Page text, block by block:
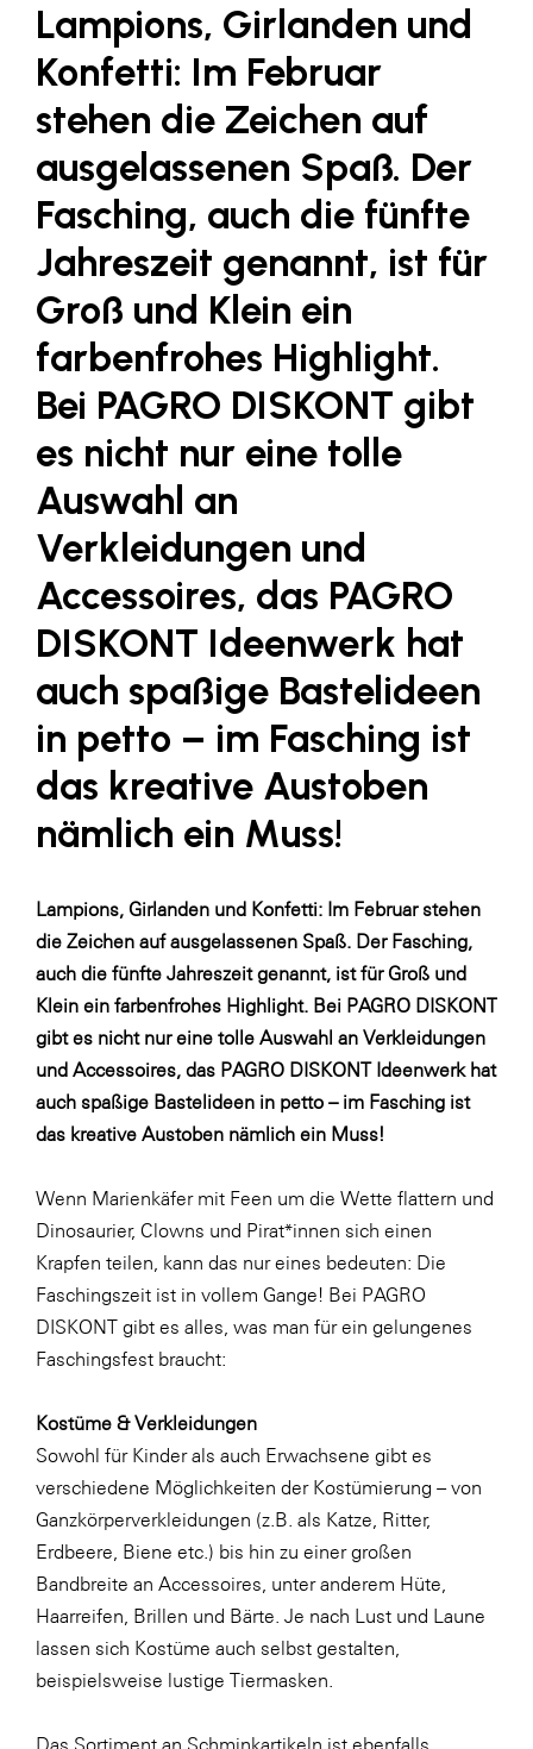
EY
FG UBIT Salzburg
foodaffairs
Fressnapf
FRoSTA
FV Energierohstoff & Kraftstoff
Gas Connect Austria
GBV - Verband gemeinnütziger
Bauvereinigungen
Getzner Werkstoffe
Heimat Österreich
Johnson & Johnson
JELD-WEN DANA
kosaplaner
LAT Nitrogen
Libro
Lidl Österreich
Die Menü-Manufaktur
OMV
OptimaMed
PAGRO
PHH Rechtsanwält:innen
Primark
Salesforce
SeneCura
SERVICE&MORE
SKINUANCE®
Somfy
SPIEGLTEC
STIHL Tirol
Trend Micro
TAG GmbH
VALETTA
Verband Druck Medien Österreich
Wirtschaftskammer Salzburg
Lampions, Girlanden und
Konfetti: Im Februar
stehen die Zeichen auf
ausgelassenen Spaß. Der
Fasching, auch die fünfte
Jahreszeit genannt, ist für
Groß und Klein ein
farbenfrohes Highlight.
Bei PAGRO DISKONT gibt
es nicht nur eine tolle
Auswahl an
Verkleidungen und
Accessoires, das PAGRO
DISKONT Ideenwerk hat
auch spaßige Bastelideen
in petto – im Fasching ist
das kreative Austoben
nämlich ein Muss!
Lampions, Girlanden und Konfetti: Im Februar stehen
die Zeichen auf ausgelassenen Spaß. Der Fasching,
auch die fünfte Jahreszeit genannt, ist für Groß und
Klein ein farbenfrohes Highlight. Bei PAGRO DISKONT
gibt es nicht nur eine tolle Auswahl an Verkleidungen
und Accessoires, das PAGRO DISKONT Ideenwerkhat
auch spaßige Bastelideen in petto – im Fasching ist
das kreative Austoben nämlich ein Muss!
Wenn Marienkäfer mit Feen um die Wette flattern und
Dinosaurier, Clowns und Pirat*innen sich einen
Krapfen teilen, kann das nur eines bedeuten: Die
Faschingszeit ist in vollem Gange! Bei PAGRO
DISKONT gibt es alles, was man für ein gelungenes
Faschingsfest braucht:
Kostüme & Verkleidungen
Sowohl für Kinder als auch Erwachsene gibt es
verschiedene Möglichkeiten der Kostümierung – von
Ganzkörperverkleidungen (z.B. als Katze, Ritter,
Erdbeere, Biene etc.) bis hin zu einer großen
Bandbreite an Accessoires, unter anderem Hüte,
Haarreifen, Brillen und Bärte. Je nach Lust und Laune
lassen sich Kostüme auch selbst gestalten,
beispielsweise lustige Tiermasken
Das Sortiment an Schminkartikeln ist ebenfalls